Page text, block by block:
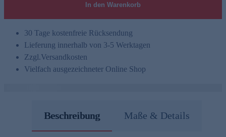
In den Warenkorb
30 Tage kostenfreie Rücksendung
Lieferung innerhalb von 3-5 Werktagen
Zzgl.Versandkosten
Vielfach ausgezeichneter Online Shop
Beschreibung Maße & Details